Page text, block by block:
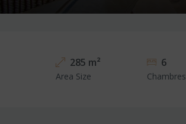
285 m²
Area Size
6
Chambres